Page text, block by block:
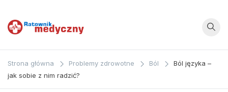
Ratownik
Medyczny
zagadnieniom z
Strona główna Problemy zdrowotne Ból
Ból języka –
jak sobie z nim radzić?